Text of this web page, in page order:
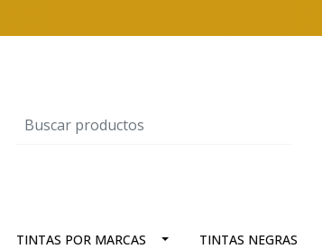
TINTAS POR MARCAS TINTAS NEGRAS